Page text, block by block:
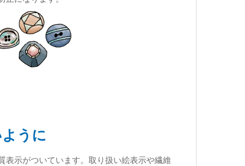
うに
表示がついています。取り扱い絵表示や繊維